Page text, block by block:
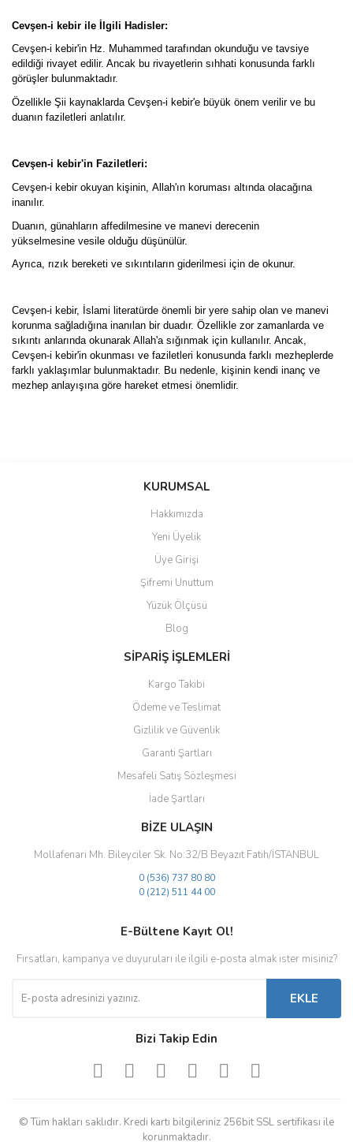
Cevşen-i kebir ile İlgili Hadisler:
Cevşen-i kebir'in Hz. Muhammed tarafından okunduğu ve tavsiye
edildiği rivayet edilir. Ancak bu rivayetlerin sıhhati konusunda farklı
görüşler bulunmaktadır.
Özellikle Şii kaynaklarda Cevşen-i kebir'e büyük önem verilir ve bu
duanın faziletleri anlatılır.
Cevşen-i kebir'in Faziletleri:
Cevşen-i kebir okuyan kişinin, Allah'ın koruması altında olacağına
inanılır.
Duanın, günahların affedilmesine ve manevi derecenin
yükselmesine vesile olduğu düşünülür.
Ayrıca, rızık bereketi ve sıkıntıların giderilmesi için de okunur.
Cevşen-i kebir, İslami literatürde önemli bir yere sahip olan ve manevi
korunma sağladığına inanılan bir duadır. Özellikle zor zamanlarda ve
sıkıntı anlarında okunarak Allah'a sığınmak için kullanılır. Ancak,
Cevşen-i kebir'in okunması ve faziletleri konusunda farklı mezheplerde
farklı yaklaşımlar bulunmaktadır. Bu nedenle, kişinin kendi inanç ve
mezhep anlayışına göre hareket etmesi önemlidir.
Bu ürüne ilk yorumu siz yapın!
Yorum Yaz
Ürün resmi kalitesiz, bozuk veya görüntülenemiyor.
Ürün açıklamasında eksik bilgiler bulunuyor.
Ürün bilgilerinde hatalar bulunuyor.
Ürün fiyatı diğer sitelerden daha pahalı.
Bu ürüne benzer farklı alternatifler olmalı.
Gönder
KURUMSAL
Hakkımızda
Yeni Üyelik
Üye Girişi
Şifremi Unuttum
Yüzük Ölçüsü
Blog
SİPARİŞ İŞLEMLERİ
Kargo Takibi
Ödeme ve Teslimat
Gizlilik ve Güvenlik
Garanti Şartları
Mesafeli Satış Sözleşmesi
İade Şartları
BİZE ULAŞIN
Mollafenari Mh. Bileyciler Sk. No:32/B Beyazıt Fatih/İSTANBUL
0 (536) 737 80 80
0 (212) 511 44 00
E-Bültene Kayıt Ol!
Fırsatları, kampanya ve duyuruları ile ilgili e-posta almak ister misiniz?
EKLE
Bizi Takip Edin
© Tüm hakları saklıdır. Kredi kartı bilgileriniz 256bit SSL sertifikası ile
korunmaktadır.